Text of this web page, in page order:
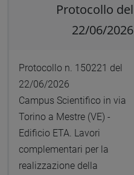
Protocollo del
22/06/2026
Protocollo n. 150221 del
22/06/2026
Campus Scientifico in via
Torino a Mestre (VE) -
Edificio ETA. Lavori
complementari per la
realizzazione della